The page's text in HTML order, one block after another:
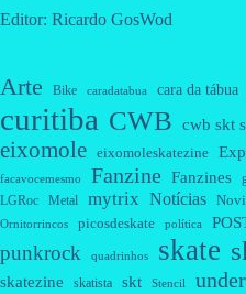
Editor: Ricardo GosWod
Arte Bike caradatabua cara da tábua
curitiba CWB cwb skt
eixomole eixomoleskatezine
facavocemesmo Fanzine Fanzines
LGRoc Metal mytrix Notícias
Ornitorrincos picosdeskate política
punkrock quadrinhos skate
skatezine skatista skt Stencil